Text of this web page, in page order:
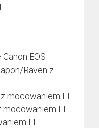
EOS
Raven z
mocowaniem EF
mocowaniem EF
EF